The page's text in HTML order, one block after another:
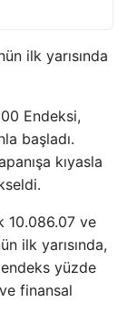
ilk yarısında
Endeksi,
başladı.
kıyasla
10.086.07 ve
ilk yarısında,
yüzde
finansal